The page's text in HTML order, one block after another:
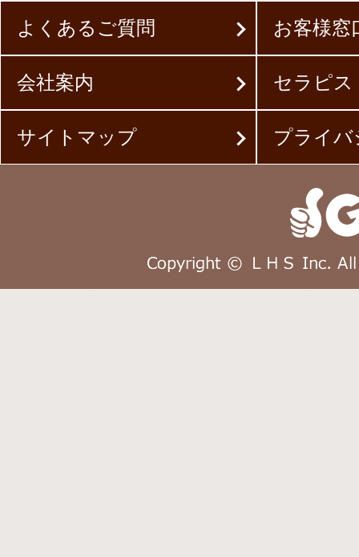
よくあるご質問 お客様窓
会社案内 セラピス
サイトマップ プライ